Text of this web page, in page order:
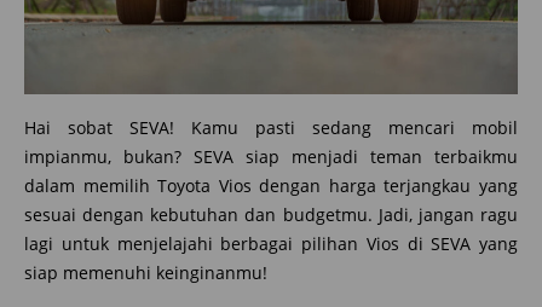
Hai sobat SEVA! Kamu pasti sedang mencari mobil
impianmu, bukan? SEVA siap menjadi teman terbaikmu
dalam memilih Toyota Vios dengan harga terjangkau yang
sesuai dengan kebutuhan dan budgetmu. Jadi, jangan ragu
lagi untuk menjelajahi berbagai pilihan Vios di SEVA yang
siap memenuhi keinginanmu!